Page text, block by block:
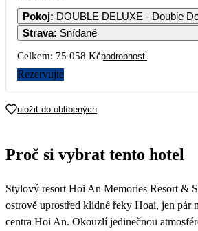
34 609 54
7
45 689
21
44 379
51 529 43 029
Pokoj: DOUBLE DELUXE - Double
Strava: Snídaně
Celkem: 75 058 Kčpodrobnosti
Rezervujte
uložit do oblíbených
Proč si vybrat tento hotel
Stylový resort Hoi An Memories Resort &
ostrově uprostřed klidné řeky Hoai, jen pár
centra Hoi An. Okouzlí jedinečnou